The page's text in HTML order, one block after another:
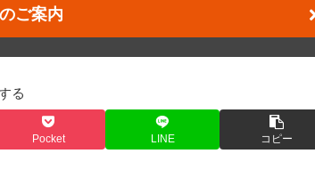
ご案内
る
Pocket LINE コピー